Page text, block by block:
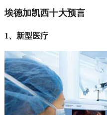
埃德加凯西十大预言
1、新型医疗